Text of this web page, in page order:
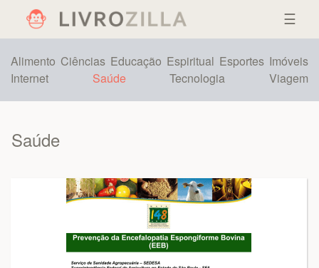
☰
Alimento Ciências Educação Espiritual Esportes Imóveis
Internet
Saúde Tecnologia Viagem
Saúde